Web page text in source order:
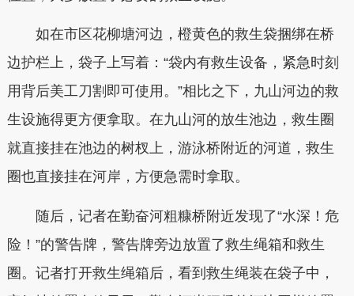
如在市区花柳塘河边，橙黄色的救生袋捆绑在桥
边护栏上，袋子上写着：“袋内有救生设备，紧急时刻
用背后美工刀割即可使用。”相比之下，九山河边的救
生设施得更方便拿取。在九山河的放生池边，救生圈
就直接挂在池边的树杈上，游泳桥附近的河道，救生
圈也直接挂在河岸，方便急需时拿取。
随后，记者在勤奋河粗糠桥附近发现了“水深！危
险！”的警告牌，警告牌旁边放置了救生绳箱和救生
圈。记者打开救生绳箱后，看到救生绳装在袋子中，